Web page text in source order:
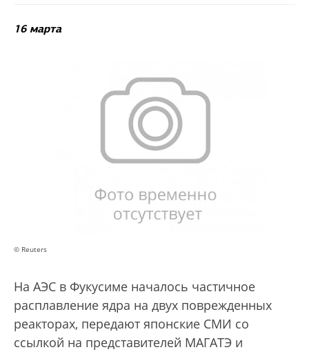
16 марта
© Reuters
На АЭС в Фукусиме началось частичное
расплавление ядра на двух поврежденных
реакторах, передают японские СМИ со
ссылкой на представителей МАГАТЭ и